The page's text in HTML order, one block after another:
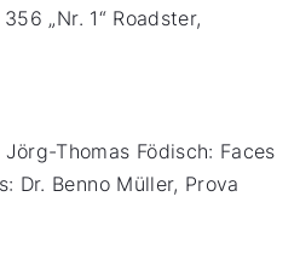
„Nr. 1“ Roadster,
Thomas Födisch: Faces
Dr. Benno Müller, Prova